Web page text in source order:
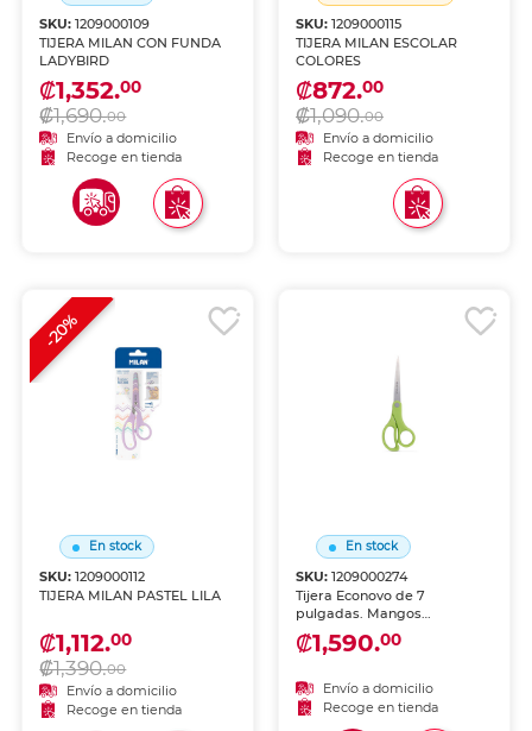
SKU:1209000109
TIJERA MILAN CON FUNDA
LADYBIRD
₡1,352.00
₡1,690.00
Envío a domicilio
Recoge en tienda
SKU: 1209000115
TIJERA MILAN ESCOLAR
COLORES
₡872.00
₡1,090.00
Envío a domicilio
Recoge en tienda
En stock
SKU:1209000112
TIJERA MILAN PASTEL LILA
₡1,112.00
₡1,390.00
Envío a domicilio
Recoge en tienda
-20%
En stock
SKU: 1209000274
Tijera Econovo de 7
pulgadas. Mangos
fabricados con 100% plástico
reciclado. Hojas de acero
limpios. Línea eco-amigable.
Ideal para oficina y uso
diario.
₡1,590.00
Envío a domicilio
Recoge en tienda